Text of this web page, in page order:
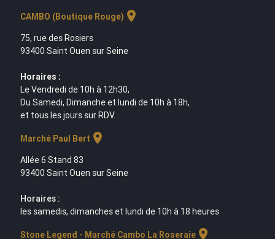
CAMBO (Boutique Rouge) location_on
75, rue des Rosiers
93400 Saint Ouen sur Seine
Horaires :
Le Vendredi de 10h à 12h30,
Du Samedi, Dimanche et lundi de 10h à 18h,
et tous les jours sur RDV.
Marché Paul Bert location_on
Allée 6 Stand 83
93400 Saint Ouen sur Seine
Horaires :
les samedis, dimanches et lundi de 10h à 18 heures
Stone Legend - Marché Cambo La Roseraielocation_on